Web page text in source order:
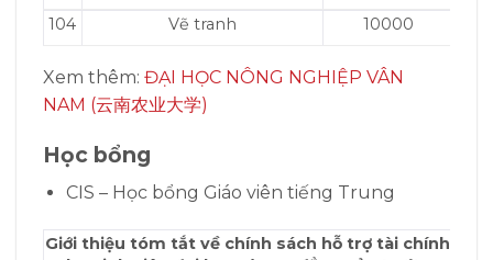
104 Vẽ tranh 10000
Xem thêm: ĐẠI HỌC NÔNG NGHIỆP VÂN
NAM (云南农业大学)
Học bổng
CIS – Học bổng Giáo viên tiếng Trung
Giới thiệu tóm tắt về chính sách hỗ trợ tài chính